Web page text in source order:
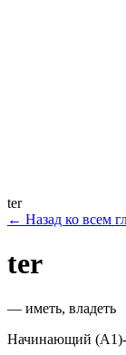
ter
← Назад ко всем
ter
— иметь, владеть
Начинающий (A1)-